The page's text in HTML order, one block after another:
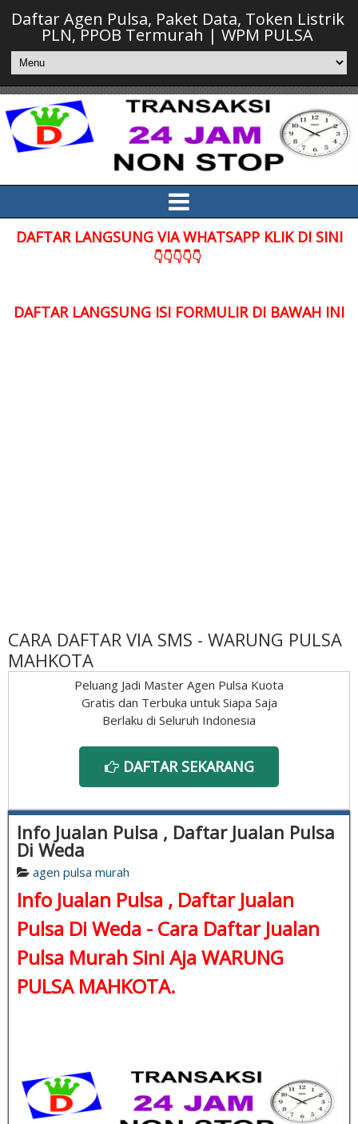
Daftar Agen Pulsa, Paket Data, Token Listrik
PLN, PPOB Termurah | WPM PULSA
DAFTAR LANGSUNG VIA WHATSAPP KLIK DI SINI
👇👇👇👇👇
DAFTAR LANGSUNG ISI FORMULIR DI BAWAH INI
CARA DAFTAR VIA SMS - WARUNG PULSA
MAHKOTA
Peluang Jadi Master Agen Pulsa Kuota
Gratis dan Terbuka untuk Siapa Saja
Berlaku di Seluruh Indonesia
DAFTAR SEKARANG
Info Jualan Pulsa , Daftar Jualan Pulsa
Di Weda
agen pulsa murah
Info Jualan Pulsa , Daftar Jualan
Pulsa Di Weda - Cara Daftar Jualan
Pulsa Murah Sini Aja WARUNG
PULSA MAHKOTA.